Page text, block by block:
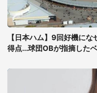
【日本ハム】9回好機に
得点...球団OBが指摘した